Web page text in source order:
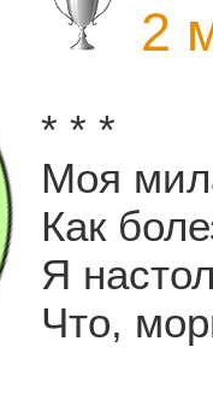
2
* * *
Моя
Как
Я
Что,